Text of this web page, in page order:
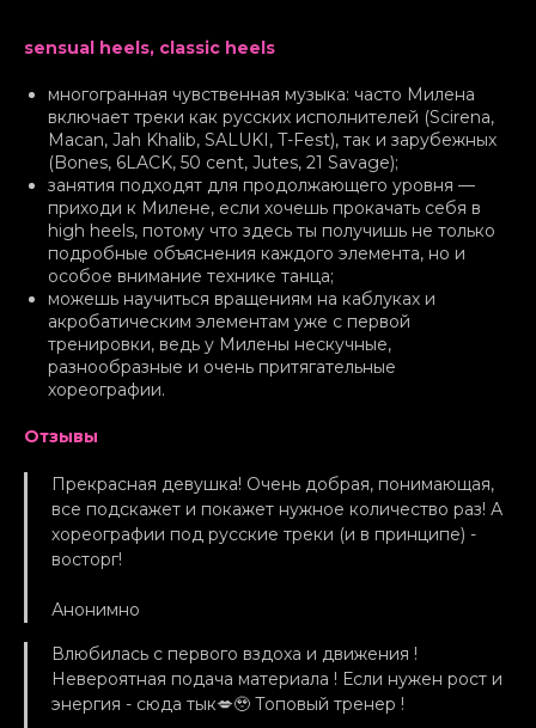
sensual heels, classic heels
многогранная чувственная музыка: часто Милена
включает треки как русских исполнителей (Scirena,
Macan, Jah Khalib, SALUKI, T-Fest), так и зарубежных
(Bones, 6LACK, 50 cent, Jutes, 21 Savage);
занятия подходят для продолжающего уровня —
приходи к Милене, если хочешь прокачать себя в
high heels, потому что здесь ты получишь не только
подробные объяснения каждого элемента, но и
особое внимание технике танца;
можешь научиться вращениям на каблуках и
акробатическим элементам уже с первой
тренировки, ведь у Милены нескучные,
разнообразные и очень притягательные
хореографии.
Отзывы
Прекрасная девушка! Очень добрая, понимающая,
все подскажет и покажет нужное количество раз! А
хореографии под русские треки (и в принципе) -
восторг!
Анонимно
Влюбилась с первого вздоха и движения !
Невероятная подача материала ! Если нужен рост и
энергия - сюда тык💋🥹 Топовый тренер !